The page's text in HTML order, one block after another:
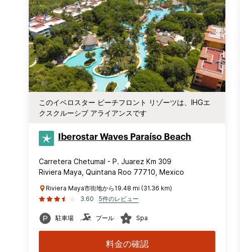
このイベロスター ビーチフロント リゾーツは、IHGエ
クスクルーシブ アライアンスです
Iberostar Waves Paraíso Beach
Carretera Chetumal - P. Juarez Km 309
Riviera Maya, Quintana Roo 77710, Mexico
Riviera Maya市街地から19.48 mi (31.36 km)
3.60
5件のレビュー
駐車場 プール Spa
料金の確認